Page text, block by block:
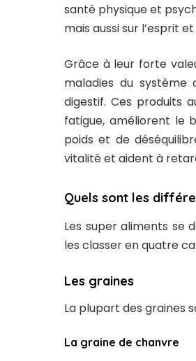
santé physique et
mais aussi sur l’esprit
Grâce à leur forte
maladies du
digestif. Ces produits
fatigue, améliorent le
poids et de
vitalité et aident à
Quels sont les
Les super aliments se
les classer en quatre
Les graines
La plupart des graines
La graine de chanvre